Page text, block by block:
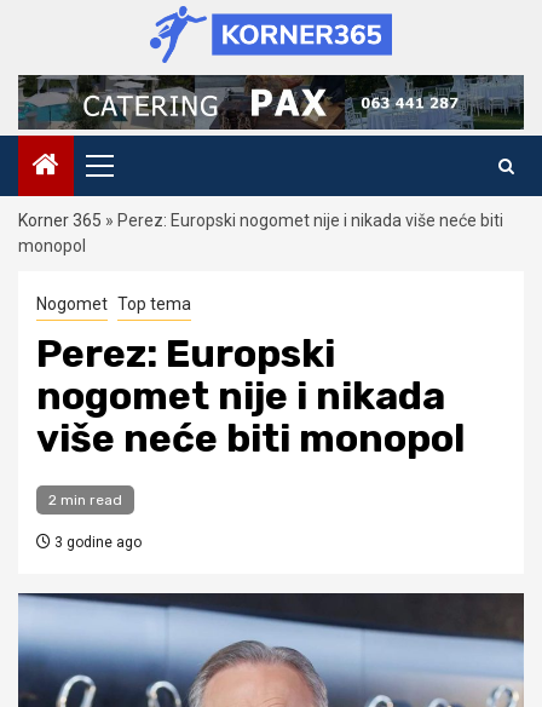
content
Primary
Menu
Korner 365 » Perez: Europski nogomet nije i nikada više neće biti
monopol
Nogomet Top tema
Perez: Europski
nogomet nije i nikada
više neće biti monopol
2 min read
3 godine ago